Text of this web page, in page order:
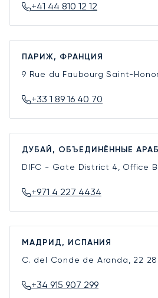
+41 44 810 12 12
ПАРИЖ, ФРАНЦИЯ
9 Rue du Faubourg Saint-
+33 1 89 16 40 70
ДУБАЙ, ОБЪЕДИНЁННЫЕ
DIFC - Gate District 4, Office
+971 4 227 4434
МАДРИД, ИСПАНИЯ
C. del Conde de Aranda, 22
+34 915 907 299